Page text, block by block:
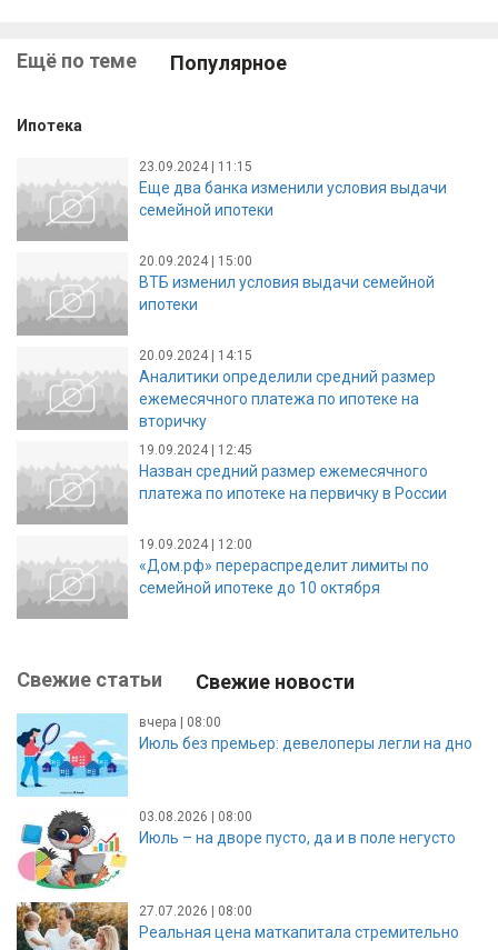
Ещё по теме Популярное
Ипотека
23.09.2024 | 11:15
Еще два банка изменили условия выдачи
семейной ипотеки
20.09.2024 | 15:00
ВТБ изменил условия выдачи семейной
ипотеки
20.09.2024 | 14:15
Аналитики определили средний размер
ежемесячного платежа по ипотеке на
вторичку
19.09.2024 | 12:45
Назван средний размер ежемесячного
платежа по ипотеке на первичку в России
19.09.2024 | 12:00
«Дом.рф» перераспределит лимиты по
семейной ипотеке до 10 октября
Свежие статьи Свежие новости
вчера | 08:00
Июль без премьер: девелоперы легли на дно
03.08.2026 | 08:00
Июль – на дворе пусто, да и в поле негусто
27.07.2026 | 08:00
Реальная цена маткапитала стремительно